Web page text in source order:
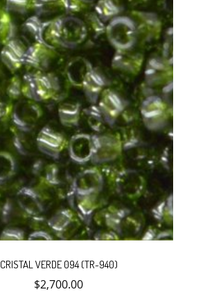
CRISTAL VERDE 094 (TR-940)
$2,700.00